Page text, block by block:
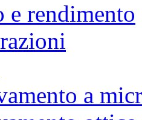
e rendimento
a